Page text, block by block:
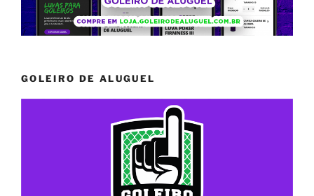
GOLEIRO DE ALUGUEL